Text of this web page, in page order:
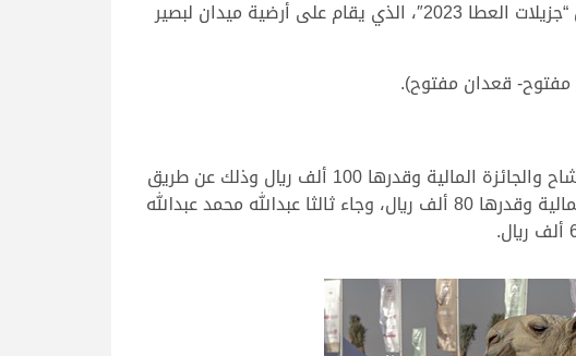
لليوم الرابع على التوالي, تواصلت منافسات سن المفاريد (فئة المغاتير)، ضمن تحديات مهرجان قطر للإبل “جزيلات العطا 2023″، الذي يقام على أرضية ميدان لبصير
مفتوح- قعدان مفتوح).
وفي أول الأشواط (مفاريد محلي تلاد)، تمكن محمد عبدالهادي طالب هليل الغفراني من إحراز الرمز والوشاح والجائزة المالية وقدرها 100 ألف ريال وذلك عن طريق
“سلطه”، تاركا الوصافة لـ سعود عبدالله حمد العذبه المري الذي دفع بـ “أمجاد” لتحصد الوشاح والجائزة المالية وقدرها 80 ألف ريال، وجاء ثالثا عبدالله محمد عبدالله